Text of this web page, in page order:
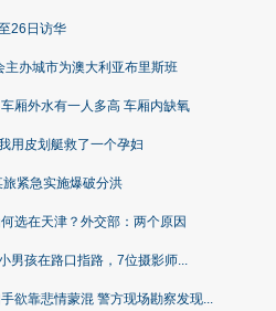
26日访华
办城市为澳大利亚布里斯班
厢外水有一人多高 车厢内缺氧
用皮划艇救了一个孕妇
紧急实施爆破分洪
选在天津？外交部：两个原因
男孩在路口指路，7位摄影师...
欲靠悲情蒙混 警方现场勘察发现...